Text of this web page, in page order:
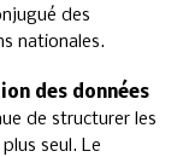
des
nationales.
des données
de structurer les
seul. Le